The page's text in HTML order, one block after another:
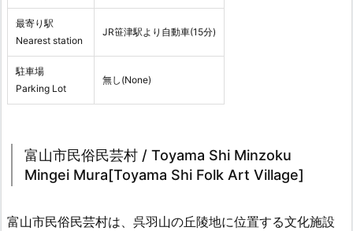
最寄り駅
Nearest station
JR笹津駅より自動車(15分)
駐車場
Parking Lot
無し(None)
富山市民俗民芸村 / Toyama Shi Minzoku
Mingei Mura[Toyama Shi Folk Art Village]
富山市民俗民芸村は、呉羽山の丘陵地に位置する文化施設